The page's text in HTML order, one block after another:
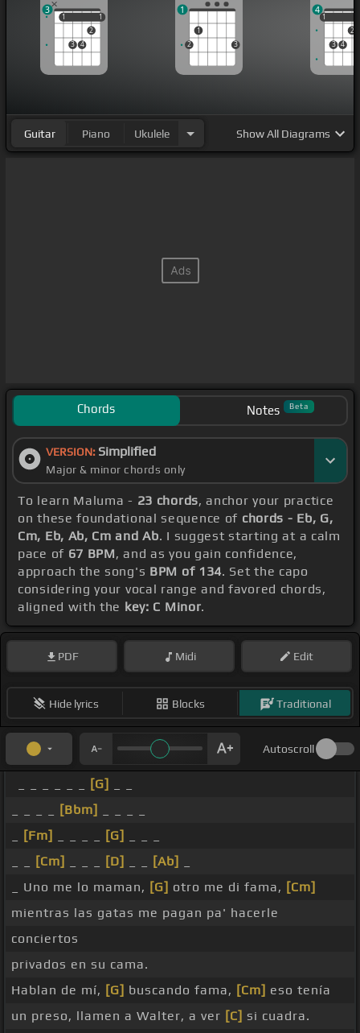
asustados desde que salí.
1
3 4
2
1
1 1
3
2
1
3
1
1
3 4
2
1
4
Guitar Piano Ukulele ShowAll Diagrams
Chords Notes Beta
VERSION: Simplified
Major & minor chords only
To learn Maluma - 23 chords, anchor your practice
on these foundational sequence of chords - Eb, G,
Cm, Eb, Ab, Cm and Ab. I suggest starting at a calm
pace of 67 BPM, and as you gain confidence,
approach the song's BPM of 134. Set the capo
considering your vocal range and favored chords,
aligned with the key: C Minor.
PDF Midi Edit
Hide lyrics Blocks Traditional
Autoscroll
[G]
[Bbm]
[Fm] [G]
[Cm] [D] [Ab]
_ Uno me lo maman, [G] otro me di fama, [Cm]
mientras las gatas me pagan pa' hacerle
conciertos
privados en su cama.
Hablan de mí, [G] buscando fama, [Cm] eso tenía
un preso, llamen a Walter, a ver [C] si cuadra.